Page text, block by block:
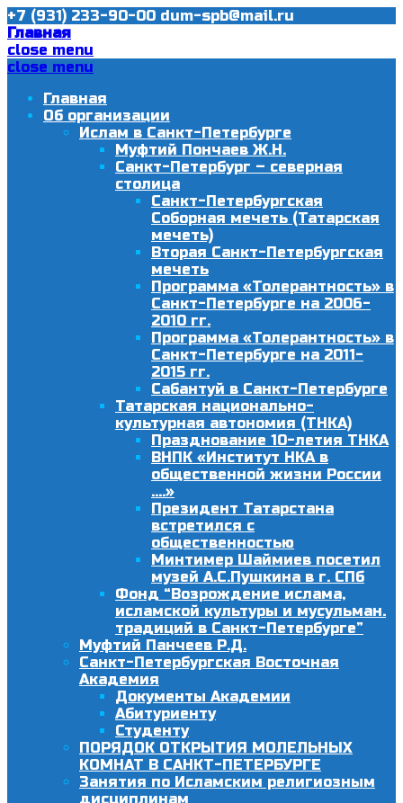
+7 (931) 233-90-00 dum-spb@mail.ru
Главная
close menu
close menu
Главная
Об организации
Ислам в Санкт-Петербурге
Муфтий Пончаев Ж.Н.
Санкт-Петербург – северная
столица
Санкт-Петербургская
Соборная мечеть (Татарская
мечеть)
Вторая Санкт-Петербургская
мечеть
Программа «Толерантность» в
Санкт-Петербурге на 2006-
2010 гг.
Программа «Толерантность» в
Санкт-Петербурге на 2011-
2015 гг.
Сабантуй в Санкт-Петербурге
Татарская национально-
культурная автономия (ТНКА)
Празднование 10-летия ТНКА
ВНПК «Институт НКА в
общественной жизни России
….»
Президент Татарстана
встретился с
общественностью
Минтимер Шаймиев посетил
музей А.С.Пушкина в г. СПб
Фонд “Возрождение ислама,
исламской культуры и мусульман.
традиций в Санкт-Петербурге”
Муфтий Панчеев Р.Д.
Санкт-Петербургская Восточная
Академия
Документы Академии
Абитуриенту
Студенту
ПОРЯДОК ОТКРЫТИЯ МОЛЕЛЬНЫХ
КОМНАТ В САНКТ-ПЕТЕРБУРГЕ
Занятия по Исламским религиозным
дисциплинам